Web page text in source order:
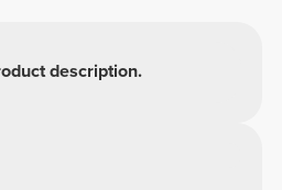
description.